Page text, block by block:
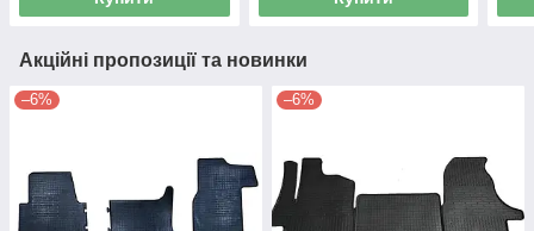
Акційні пропозиції та новинки
–6% –6%